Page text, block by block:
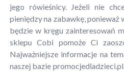
jego rówieśnicy. Jeżeli nie
pieniędzy na zabawkę, ponieważ
będzie w kręgu zainteresowań
sklepu Cobi pomoże Ci
Najważniejsze informacje na
naszej bazie